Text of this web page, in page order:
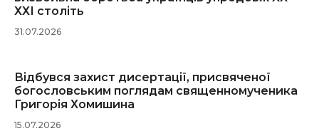
ХХІ століть
31.07.2026
Відбувся захист дисертації, присвяченої
богословським поглядам священномученика
Григорія Хомишина
15.07.2026